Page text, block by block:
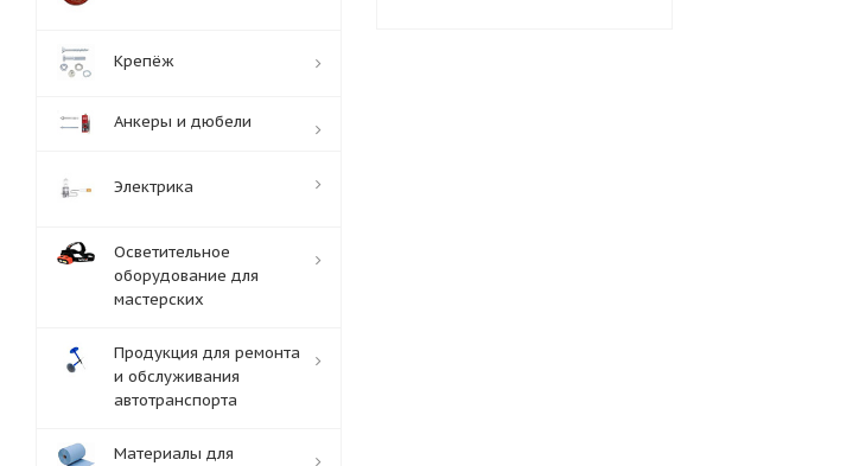
Крепёж
Анкеры и дюбели
Электрика
Осветительное
оборудование для
мастерских
Продукция для ремонта
и обслуживания
автотранспорта
Материалы для